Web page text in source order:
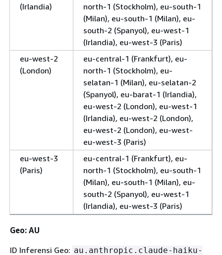
(Irlandia)
north-1 (Stockholm), eu-south-1
(Milan), eu-south-1 (Milan), eu-
south-2 (Spanyol), eu-west-1
(Irlandia), eu-west-3 (Paris)
eu-west-2
(London)
eu-central-1 (Frankfurt), eu-
north-1 (Stockholm), eu-
selatan-1 (Milan), eu-selatan-2
(Spanyol), eu-barat-1 (Irlandia),
eu-west-2 (London), eu-west-1
(Irlandia), eu-west-2 (London),
eu-west-2 (London), eu-west-
eu-west-3 (Paris)
eu-west-3
(Paris)
eu-central-1 (Frankfurt), eu-
north-1 (Stockholm), eu-south-1
(Milan), eu-south-1 (Milan), eu-
south-2 (Spanyol), eu-west-1
(Irlandia), eu-west-3 (Paris)
Geo: AU
ID Inferensi Geo: au.anthropic.claude-haiku-